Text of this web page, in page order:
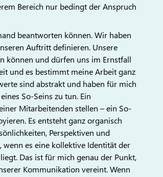
Bereich nur bedingt der Anspruch
beantworten können. Wir haben
Auftritt definieren. Unsere
können und dürfen uns im Ernstfall
und es bestimmt meine Arbeit ganz
sind abstrakt und haben für mich
So-Seins zu tun. Ein
Mitarbeitenden stellen – ein So-
Es entsteht ganz organisch
Perspektiven und
wenn es eine kollektive Identität der
Das ist für mich genau der Punkt,
Kommunikation vereint. Wenn